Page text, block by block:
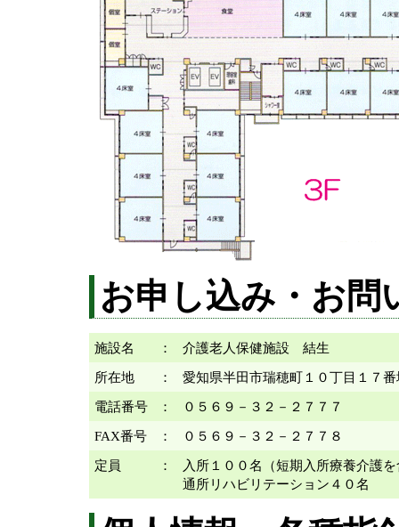
お申し込み・お問
施設名 ：
介護老人保健施設 結生
所在地
：
愛知県半田市瑞穂町１０丁目１７
電話番号
：
０５６９－３２－２７７７
FAX番号
：
０５６９－３２－２７７８
定員
：
入所１００名（短期入所療養介護
通所リハビリテーション４０名